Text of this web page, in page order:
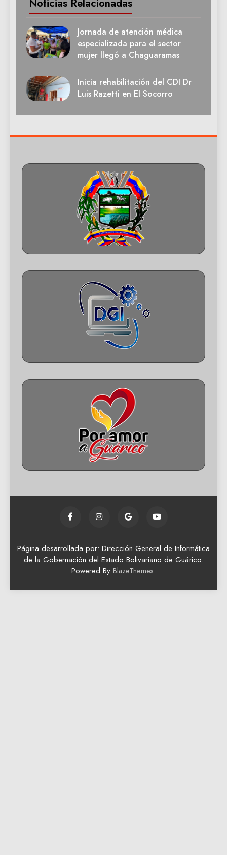
Noticias Relacionadas
Jornada de atención médica
especializada para el sector
mujer llegó a Chaguaramas
Inicia rehabilitación del CDI Dr
Luis Razetti en El Socorro
Página desarrollada por: Dirección General de Informática
de la Gobernación del Estado Bolivariano de Guárico.
Powered By BlazeThemes.